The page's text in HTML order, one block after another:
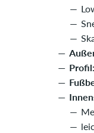
Profil: